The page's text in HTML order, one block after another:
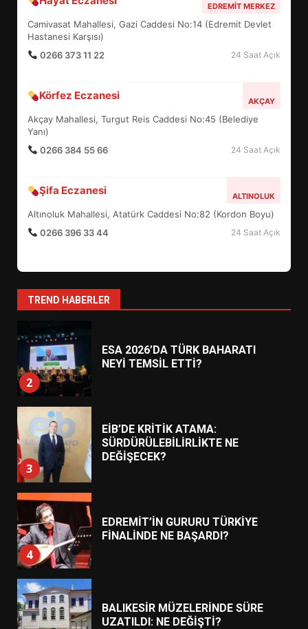
EDREMIT MERKEZ
Camivasat Mahallesi, Gazi Caddesi No:14 (Edremit Devlet
Hastanesi Karşısı)
0266 373 11 22
24 Saat Açık
Körfez Eczanesi AKÇAY
Akçay Mahallesi, Turgut Reis Caddesi No:45 (Belediye
Yanı)
0266 384 55 66
24 Saat Açık
Şifa Eczanesi ALTINOLUK
Altınoluk Mahallesi, Atatürk Caddesi No:82 (Kordon Boyu)
0266 396 33 44
24 Saat Açık
TREND HABERLER
5
BALIKESİR MÜZELERİNDE SÜRE
UZATILDI: NE DEĞİŞTİ?
6
TURNUVASI KAYITLARI NEYİ
7
YENİ YÖNETİM NASIL
ŞEKİLLENDİ?
1
HAREKETE GEÇİYOR: GÖZLER
2
ESA 2026’DA TÜRK BAHARATI
NEYİ TEMSİL ETTİ?
3
EİB’DE KRİTİK ATAMA:
SÜRDÜRÜLEBİLİRLİKTE NE
DEĞİŞECEK?
4
EDREMİT’İN GURURU TÜRKİYE
FİNALİNDE NE BAŞARDI?
BALIKESİR MÜZELERİNDE SÜRE
UZATILDI: NE DEĞİŞTİ?